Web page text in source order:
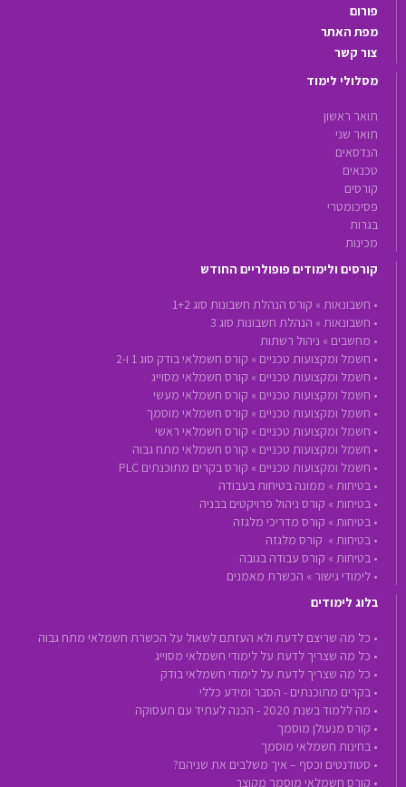
פורום
מפת האתר
צור קשר
מסלולי לימוד
תואר ראשון
תואר שני
הנדסאים
טכנאים
קורסים
פסיכומטרי
בגרות
מכינות
קורסים ולימודים פופולריים החודש
• חשבונאות » קורס הנהלת חשבונות סוג 1+2
• חשבונאות » הנהלת חשבונות סוג 3
• מחשבים » ניהול רשתות
• חשמל ומקצועות טכניים » קורס חשמלאי בודק סוג 1 ו-2
• חשמל ומקצועות טכניים » קורס חשמלאי מסוייג
• חשמל ומקצועות טכניים » קורס חשמלאי מעשי
• חשמל ומקצועות טכניים » קורס חשמלאי מוסמך
• חשמל ומקצועות טכניים » קורס חשמלאי ראשי
• חשמל ומקצועות טכניים » קורס חשמלאי מתח גבוה
• חשמל ומקצועות טכניים » קורס בקרים מתוכנתים PLC
• בטיחות » ממונה בטיחות בעבודה
• בטיחות » קורס ניהול פרויקטים בבניה
• בטיחות » קורס מדריכי מלגזה
• בטיחות » קורס מלגזה
• בטיחות » קורס עבודה בגובה
• לימודי גישור » הכשרת מאמנים
בלוג לימודים
• כל מה שריצם לדעת ולא העזתם לשאול על הכשרת חשמלאי מתח גבוה
• כל מה שצריך לדעת על לימודי חשמלאי מסוייג
• כל מה שצריך לדעת על לימודי חשמלאי בודק
• בקרים מתוכנתים - הסבר ומידע כללי
• מה ללמוד בשנת 2020 - הכנה לעתיד עם תעסוקה
• קורס מנעולן מוסמך
• בחינות חשמלאי מוסמך
• סטודנטים וכסף – איך משלבים את שניהם?
• קורס חשמלאי מוסמך מקוצר